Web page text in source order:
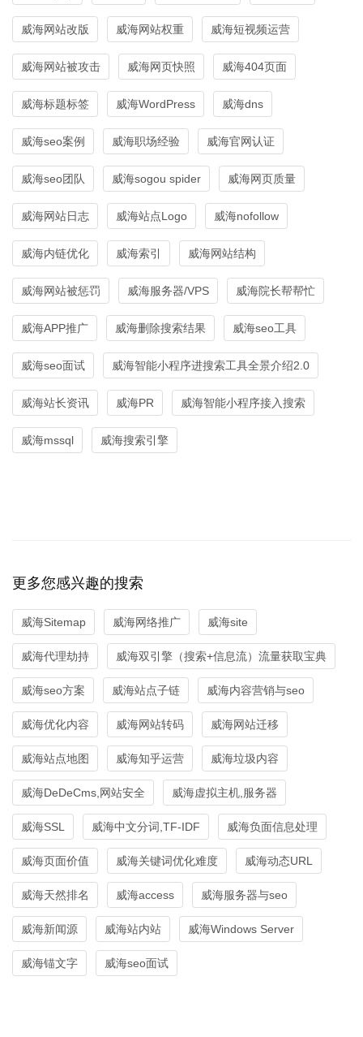
威海网站改版 威海网站权重 威海短视频运营
威海网站被攻击 威海网页快照 威海404页面
威海标题标签 威海WordPress 威海dns
威海seo案例 威海职场经验 威海官网认证
威海seo团队 威海sogou spider 威海网页质量
威海网站日志 威海站点Logo 威海nofollow
威海内链优化 威海索引 威海网站结构
威海网站被惩罚 威海服务器/VPS 威海院长帮帮忙
威海APP推广 威海删除搜索结果 威海seo工具
威海seo面试 威海智能小程序进搜索工具全景介绍2.0
威海站长资讯 威海PR 威海智能小程序接入搜索
威海mssql 威海搜索引擎
更多您感兴趣的搜索
威海Sitemap 威海网络推广 威海site
威海代理劫持 威海双引擎（搜索+信息流）流量获取宝典
威海seo方案 威海站点子链 威海内容营销与seo
威海优化内容 威海网站转码 威海网站迁移
威海站点地图 威海知乎运营 威海垃圾内容
威海DeDeCms,网站安全 威海虚拟主机,服务器
威海SSL 威海中文分词,TF-IDF 威海负面信息处理
威海页面价值 威海关键词优化难度 威海动态URL
威海天然排名 威海access 威海服务器与seo
威海新闻源 威海站内站 威海Windows Server
威海锚文字 威海seo面试